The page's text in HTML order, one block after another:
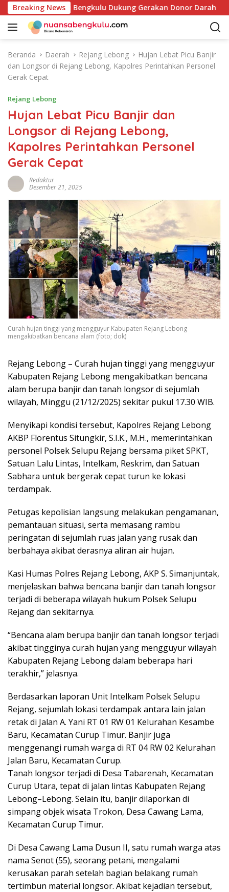
a
Breaking News
Provinsi Bengkulu Dukung Gerakan Donor Darah
Beranda Daerah Rejang Lebong
Hujan Lebat Picu Banjir
dan Longsor di Rejang Lebong, Kapolres Perintahkan Personel
Gerak Cepat
Rejang Lebong
Hujan Lebat Picu Banjir dan
Longsor di Rejang Lebong,
Kapolres Perintahkan Personel
Gerak Cepat
Redaktur
Desember 21, 2025
Curah hujan tinggi yang mengguyur Kabupaten Rejang Lebong
mengakibatkan bencana alam (foto; dok)
Rejang Lebong – Curah hujan tinggi yang mengguyur
Kabupaten Rejang Lebong mengakibatkan bencana
alam berupa banjir dan tanah longsor di sejumlah
wilayah, Minggu (21/12/2025) sekitar pukul 17.30 WIB.
Menyikapi kondisi tersebut, Kapolres Rejang Lebong
AKBP Florentus Situngkir, S.I.K., M.H., memerintahkan
personel Polsek Selupu Rejang bersama piket SPKT,
Satuan Lalu Lintas, Intelkam, Reskrim, dan Satuan
Sabhara untuk bergerak cepat turun ke lokasi
terdampak.
Petugas kepolisian langsung melakukan pengamanan,
pemantauan situasi, serta memasang rambu
peringatan di sejumlah ruas jalan yang rusak dan
berbahaya akibat derasnya aliran air hujan.
Kasi Humas Polres Rejang Lebong, AKP S. Simanjuntak,
menjelaskan bahwa bencana banjir dan tanah longsor
terjadi di beberapa wilayah hukum Polsek Selupu
Rejang dan sekitarnya.
“Bencana alam berupa banjir dan tanah longsor terjadi
akibat tingginya curah hujan yang mengguyur wilayah
Kabupaten Rejang Lebong dalam beberapa hari
terakhir,” jelasnya.
Berdasarkan laporan Unit Intelkam Polsek Selupu
Rejang, sejumlah lokasi terdampak antara lain jalan
retak di Jalan A. Yani RT 01 RW 01 Kelurahan Kesambe
Baru, Kecamatan Curup Timur. Banjir juga
menggenangi rumah warga di RT 04 RW 02 Kelurahan
Jalan Baru, Kecamatan Curup.
Tanah longsor terjadi di Desa Tabarenah, Kecamatan
Curup Utara, tepat di jalan lintas Kabupaten Rejang
Lebong–Lebong. Selain itu, banjir dilaporkan di
simpang objek wisata Trokon, Desa Cawang Lama,
Kecamatan Curup Timur.
Di Desa Cawang Lama Dusun II, satu rumah warga atas
nama Senot (55), seorang petani, mengalami
kerusakan parah setelah bagian belakang rumah
tertimbun material longsor. Akibat kejadian tersebut,